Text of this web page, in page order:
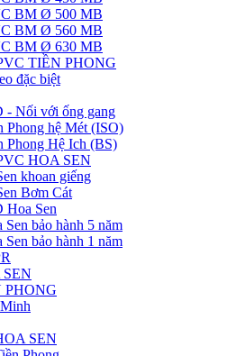
BM Ø 500 MB
BM Ø 560 MB
BM Ø 630 MB
TIỀN PHONG
đặc biệt
- Nối với ống gang
Phong hệ Mét (ISO)
Phong Hệ Ich (BS)
HOA SEN
khoan giếng
Bơm Cát
Hoa Sen
bảo hành 5 năm
bảo hành 1 năm
SEN
PHONG
SEN